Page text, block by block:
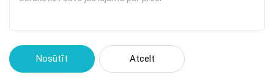
Nosūtīt Atcelt